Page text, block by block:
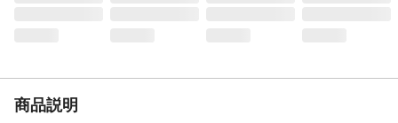
商品説明